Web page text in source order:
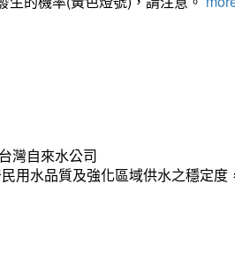
灣自來水公司
用水品質及強化區域供水之穩定